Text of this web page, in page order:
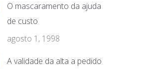
O mascaramento da ajuda
de custo
agosto 1, 1998
A validade da alta a pedido